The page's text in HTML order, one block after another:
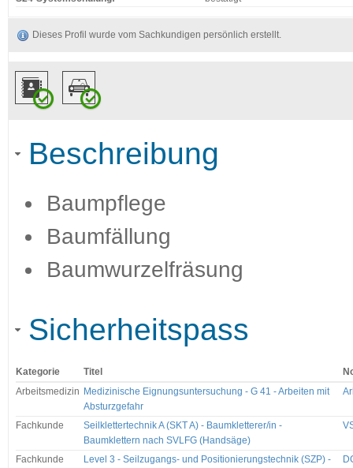
Dieses Profil wurde vom Sachkundigen persönlich erstellt.
Beschreibung
Baumpflege
Baumfällung
Baumwurzelfräsung
Sicherheitspass
Kategorie Titel
Arbeitsmedizin Medizinische Eignungsuntersuchung - G 41 - Arbeiten mit
Absturzgefahr
Fachkunde
Seilklettertechnik A (SKT A) - Baumkletterer/in -
Baumklettern nach SVLFG (Handsäge)
Fachkunde
Level 3 - Seilzugangs- und Positionierungstechnik (SZP) -